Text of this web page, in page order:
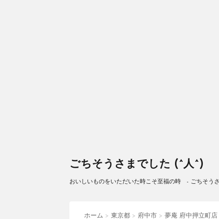
ごちそうさまでした (^人^)
おいしいものをいただいた時こそ至福の時 - ごちそう
ホーム > 東京都 > 府中市 > 夢庵 府中押立町店